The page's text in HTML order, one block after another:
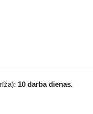
10 darba dienas.